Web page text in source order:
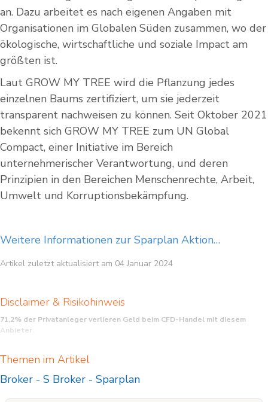
an. Dazu arbeitet es nach eigenen Angaben mit
Organisationen im Globalen Süden zusammen, wo der
ökologische, wirtschaftliche und soziale Impact am
größten ist.
Laut GROW MY TREE wird die Pflanzung jedes
einzelnen Baums zertifiziert, um sie jederzeit
transparent nachweisen zu können. Seit Oktober 2021
bekennt sich GROW MY TREE zum UN Global
Compact, einer Initiative im Bereich
unternehmerischer Verantwortung, und deren
Prinzipien in den Bereichen Menschenrechte, Arbeit,
Umwelt und Korruptionsbekämpfung.
Weitere Informationen zur Sparplan Aktion…
Artikel zuletzt aktualisiert am 04 Januar 2024
Disclaimer & Risikohinweis
71,2% der Privatanleger verlieren Geld beim CFD-Handel mit diesem
Anbieter.
aufgrund der Hebelwirkung ein hohes Risiko für Ihr eingesetztes Kapital. Stellen
Risiko eines Verlustes leisten können.
Themen im Artikel
Broker - S Broker - Sparplan